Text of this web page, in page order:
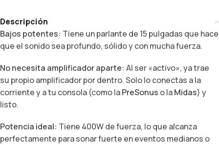
Descripción
Bajos potentes: Tiene un parlante de 15 pulgadas que hace
que el sonido sea profundo, sólido y con mucha fuerza.
No necesita amplificador aparte: Al ser «activo», ya trae
su propio amplificador por dentro. Solo lo conectas a la
corriente y a tu consola (como laPreSonus o laMidas) y
listo.
Potencia ideal: Tiene 400W de fuerza, lo que alcanza
perfectamente para sonar fuerte en eventos medianos o